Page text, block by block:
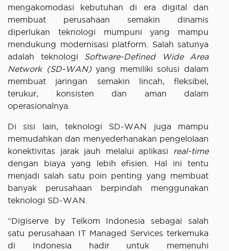
mengakomodasi kebutuhan di era digital dan
membuat perusahaan semakin dinamis
diperlukan teknologi mumpuni yang mampu
mendukung modernisasi platform. Salah satunya
adalah teknologi Software-Defined Wide Area
Network (SD-WAN)yang memiliki solusi dalam
membuat jaringan semakin lincah, fleksibel,
terukur, konsisten dan aman dalam
operasionalnya.
Di sisi lain, teknologi SD-WAN juga mampu
memudahkan dan menyederhanakan pengelolaan
konektivitas jarak jauh melalui aplikasi real-time
dengan biaya yang lebih efisien. Hal ini tentu
menjadi salah satu poin penting yang membuat
banyak perusahaan berpindah menggunakan
teknologi SD-WAN.
“Digiserve by Telkom Indonesia sebagai salah
satu perusahaan IT Managed Services terkemuka
di Indonesia hadir untuk memenuhi